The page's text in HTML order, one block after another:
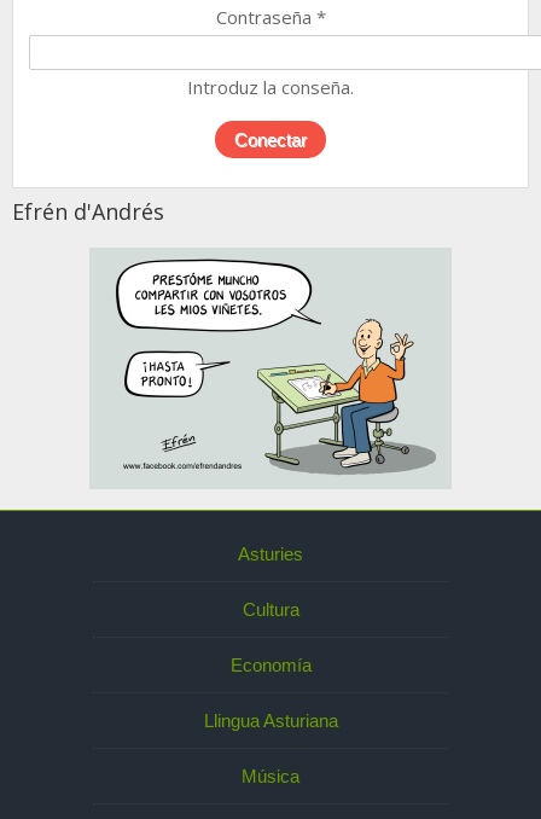
Contraseña *
Introduz la conseña.
Efrén d'Andrés
Asturies
Cultura
Economía
Llingua Asturiana
Música